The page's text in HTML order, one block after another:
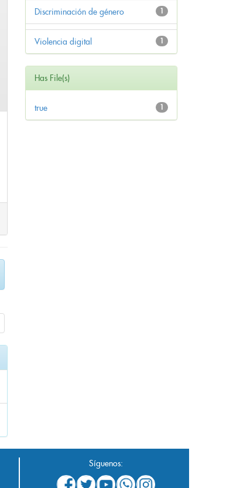
1
Discriminación de género
1
Violencia digital
Has File(s)
1
true
Síguenos: